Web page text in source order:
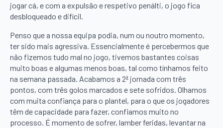
jogar cá, e com a expulsão e respetivo penálti, o jogo fica
desbloqueado e difícil.
Penso que a nossa equipa podia, num ou noutro momento,
ter sido mais agressiva. Essencialmente é percebermos que
não fizemos tudo mal no jogo, tivemos bastantes coisas
muito boas e algumas menos boas, tal como tínhamos feito
na semana passada. Acabamos a 2ª jornada com três
pontos, com três golos marcados e sete sofridos. Olhamos
com muita confiança para o plantel, para o que os jogadores
têm de capacidade para fazer, confiamos muito no
processo. É momento de sofrer, lamber feridas, levantar na